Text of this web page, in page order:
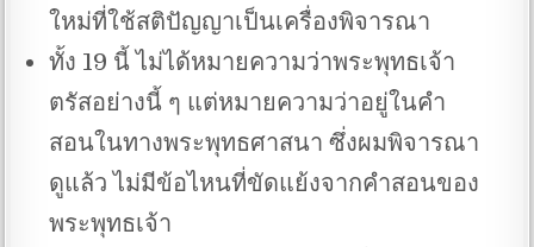
ใหม่ที่ใช้สติปัญญาเป็นเครื่องพิจารณา
ทั้ง 19 นี้ ไม่ได้หมายความว่าพระพุทธเจ้า
ตรัสอย่างนี้ ๆ แต่หมายความว่าอยู่ในคำ
สอนในทางพระพุทธศาสนา ซึ่งผมพิจารณา
ดูแล้ว ไม่มีข้อไหนที่ขัดแย้งจากคำสอนของ
พระพุทธเจ้า